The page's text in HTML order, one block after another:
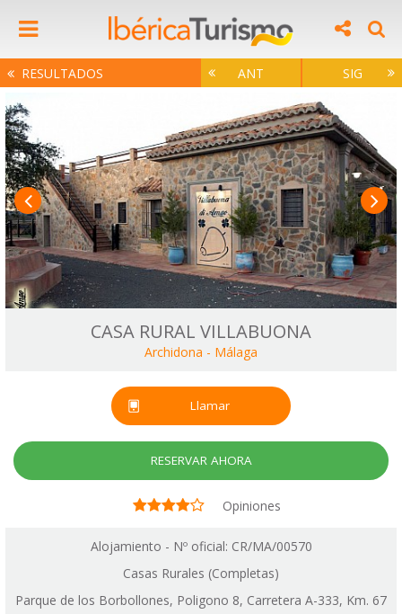
RESULTADOS ANT SIG
CASA RURAL VILLABUONA
Archidona - Málaga
Llamar
RESERVAR AHORA
Opiniones
Alojamiento - Nº oficial: CR/MA/00570
Casas Rurales (Completas)
Parque de los Borbollones, Poligono 8, Carretera A-333, Km. 67